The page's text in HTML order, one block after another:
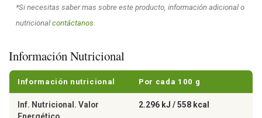
*Si necesitas saber mas sobre este producto, información adicional o
nutricional contáctanos.
Información Nutricional
Información nutricional Por cada 100 g
Inf. Nutricional. Valor
Energético
2.296 kJ / 558 kcal